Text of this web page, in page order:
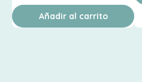
Añadir al carrito